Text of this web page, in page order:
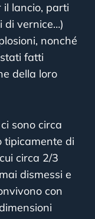
lancio, parti
di vernice…)
nonché
fatti
della loro
sono circa
tipicamente di
circa 2/3
dismessi e
con